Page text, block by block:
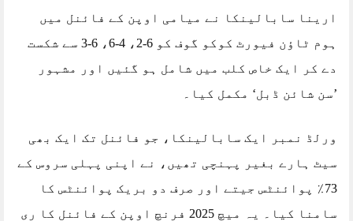
ارینا سابالینکا نے میامی اوپن کے فائنل میں
ہوم ٹاؤن فیورٹ کوکو گوف کو 6-2، 4-6، 6-3 سے شکست
دے کر ایک خاص کلب میں شامل ہو گئیں اور مشہور
’سن شائن ڈبل‘ مکمل کیا۔
ورلڈ نمبر ایک سابالینکا، جو فائنل تک ایک بھی
سیٹ ہارے بغیر پہنچی تھیں، نے اپنی پہلی سروس کے
73٪ پوائنٹس جیتے اور صرف دو بریک پوائنٹس کا
سامنا کیا۔ یہ میچ 2025 فرنچ اوپن کے فائنل کا ری